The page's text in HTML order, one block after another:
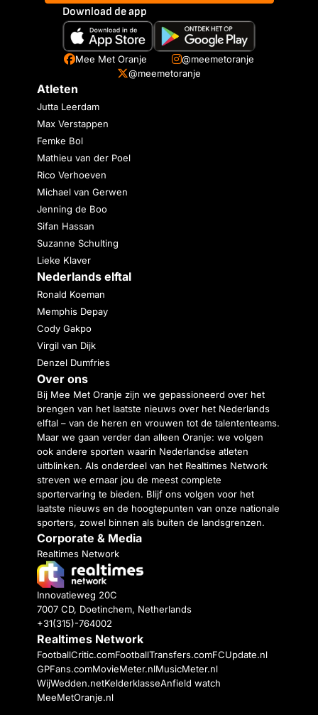
Download de app
Mee Met Oranje
@meemetoranje
@meemetoranje
Atleten
Jutta Leerdam
Max Verstappen
Femke Bol
Mathieu van der Poel
Rico Verhoeven
Michael van Gerwen
Jenning de Boo
Sifan Hassan
Suzanne Schulting
Lieke Klaver
Nederlands elftal
Ronald Koeman
Memphis Depay
Cody Gakpo
Virgil van Dijk
Denzel Dumfries
Over ons
Bij Mee Met Oranje zijn we gepassioneerd over het
brengen van het laatste nieuws over het Nederlands
elftal – van de heren en vrouwen tot de talententeams.
Maar we gaan verder dan alleen Oranje: we volgen
ook andere sporten waarin Nederlandse atleten
uitblinken. Als onderdeel van het Realtimes Network
streven we ernaar jou de meest complete
sportervaring te bieden. Blijf ons volgen voor het
laatste nieuws en de hoogtepunten van onze nationale
sporters, zowel binnen als buiten de landsgrenzen.
Corporate & Media
Realtimes Network
Innovatieweg 20C
7007 CD, Doetinchem, Netherlands
+31(315)-764002
Realtimes Network
FootballCritic.comFootballTransfers.comFCUpdate.nl
GPFans.comMovieMeter.nlMusicMeter.nl
WijWedden.netKelderklasseAnfield watch
MeeMetOranje.nl